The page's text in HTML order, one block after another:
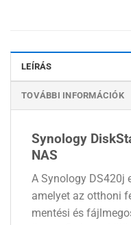
LEÍRÁS
TOVÁBBI INFORMÁCIÓK
Synology
NAS
A Synology DS420j
amelyet az otthoni
mentési és